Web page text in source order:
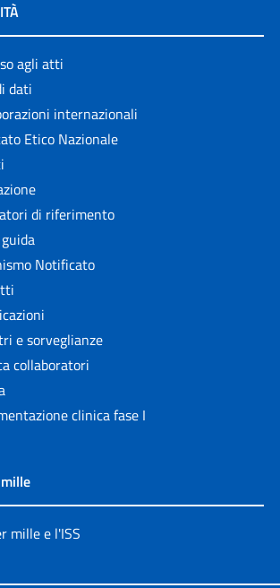
agli atti
dati
internazionali
Etico Nazionale
di riferimento
Notificato
e sorveglianze
collaboratori
clinica fase I
mille e l'ISS